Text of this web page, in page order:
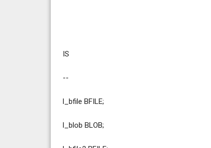
IS
--
l_bfile BFILE;
l_blob BLOB;